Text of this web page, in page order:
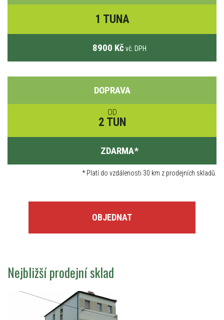
1 TUNA
8900 Kč vč. DPH
DOPRAVA
OD
2 TUN
ZDARMA*
*Platí do vzdálenosti 30 km z prodejních skladů.
OBJEDNAT
Nejbližší prodejní sklad